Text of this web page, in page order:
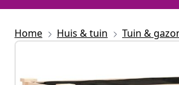
Home Huis & tuin Tuin &